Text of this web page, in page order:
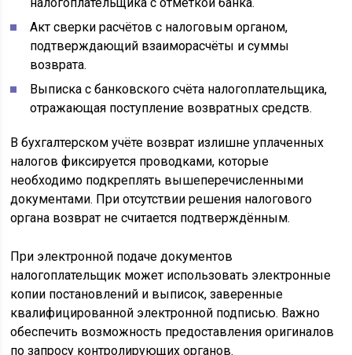
Акт сверки расчётов с налоговым органом,
подтверждающий взаиморасчёты и суммы
возврата.
Выписка с банковского счёта налогоплательщика,
отражающая поступление возвратных средств.
В бухгалтерском учёте возврат излишне уплаченных
налогов фиксируется проводками, которые
необходимо подкреплять вышеперечисленными
документами. При отсутствии решения налогового
органа возврат не считается подтверждённым.
При электронной подаче документов
налогоплательщик может использовать электронные
копии постановлений и выписок, заверенные
квалифицированной электронной подписью. Важно
обеспечить возможность предоставления оригиналов
по запросу контролирующих органов.